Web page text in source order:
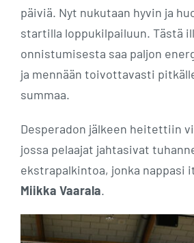
päiviä. Nyt nukutaan hyvin ja
startilla loppukilpailuun. Tästä
onnistumisesta saa paljon
ja mennään toivottavasti
summaa.
Desperadon jälkeen heitettiin
jossa pelaajat jahtasivat
ekstrapalkintoa, jonka nappasi
Miikka Vaarala.